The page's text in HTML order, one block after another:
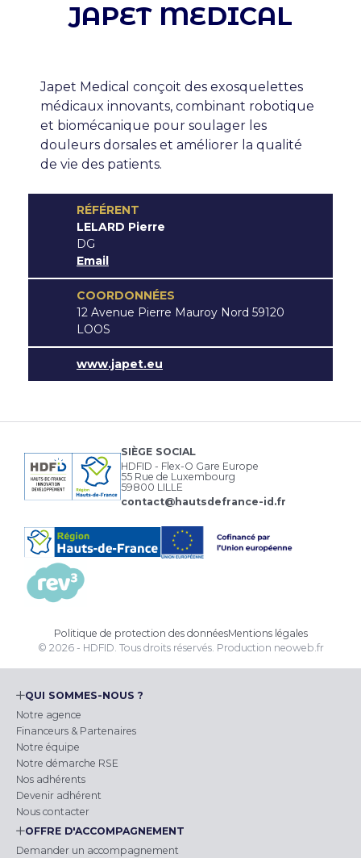
JAPET MEDICAL
Japet Medical conçoit des exosquelettes
médicaux innovants, combinant robotique
et biomécanique pour soulager les
douleurs dorsales et améliorer la qualité
de vie des patients.
RÉFÉRENT
LELARD Pierre
DG
Email
COORDONNÉES
12 Avenue Pierre Mauroy Nord 59120
LOOS
www.japet.eu
SIÈGE SOCIAL
HDFID - Flex-O Gare Europe
55 Rue de Luxembourg
59800 LILLE
contact@hautsdefrance-id.fr
Politique de protection des donnéesMentions légales
© 2026 - HDFID. Tous droits réservés. Production neoweb.fr
QUI SOMMES-NOUS ?
Notre agence
Financeurs & Partenaires
Notre équipe
Notre démarche RSE
Nos adhérents
Devenir adhérent
Nous contacter
OFFRE D'ACCOMPAGNEMENT
Demander un accompagnement